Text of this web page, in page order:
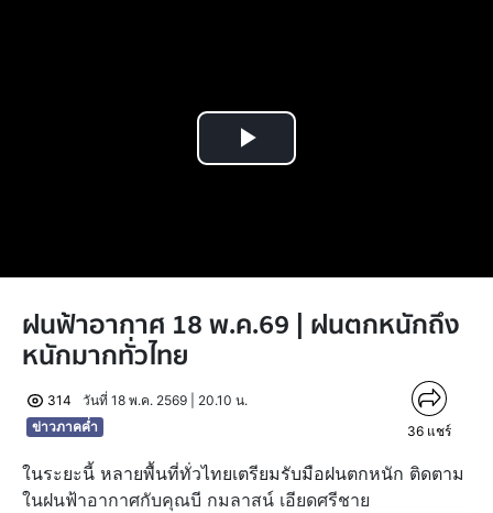
Play
ฝนฟ้าอากาศ 18 พ.ค.69 | ฝนตกหนักถึง
หนักมากทั่วไทย
314
วันที่ 18 พ.ค. 2569 | 20.10 น.
ข่าวภาคค่ำ
36 แชร์
ในระยะนี้ หลายพื้นที่ทั่วไทยเตรียมรับมือฝนตกหนัก ติดตาม
ในฝนฟ้าอากาศกับคุณบี กมลาสน์ เอียดศรีชาย